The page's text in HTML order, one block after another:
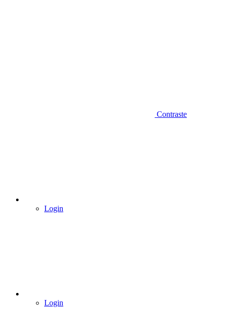
Contraste
Login
Login